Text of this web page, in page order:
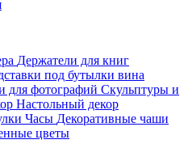
Держатели для книг
под бутылки вина
для фотографий Скульптуры и
Настольный декор
Часы Декоративные чаши
цветы